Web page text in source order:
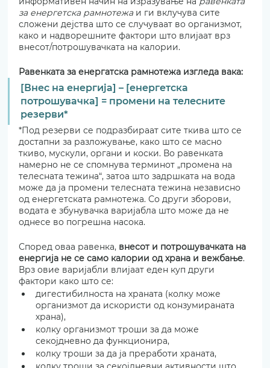
за енергетска рамнотежа и ги вклучува сите
сложени дејства што се случуваат во организмот,
како и надворешните фактори што влијаат врз
внесот/потрошувачката на калории.
Равенката за енергатска рамнотежа изгледа вака:
[Внес на енергија] – [енергетска
потрошувачка] = промени на телесните
резерви*
*Под резерви се подразбираат сите ткива што се
достапни за разложување, како што се масно
ткиво, мускули, органи и коски. Во равенката
намерно не се спомнува терминот „промена на
телесната тежина“, затоа што задршката на вода
може да ја промени телесната тежина независно
од енергетската рамнотежа. Со други зборови,
водата е збунувачка варијабла што може да не
однесе во погрешна насока.
Според оваа равенка, внесот и потрошувачката на
енергија не се само калории од храна и вежбање.
Врз овие варијабли влијаат еден куп други
фактори како што се:
дигестибилноста на храната (колку може
организмот да искористи од конзумираната
храна),
колку организмот троши за да може
секојдневно да функционира,
колку троши за да ја преработи храната,